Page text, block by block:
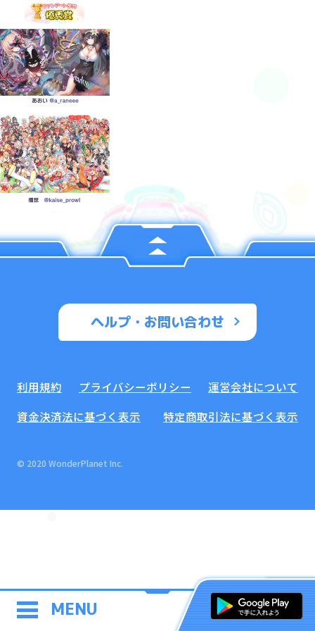
MENU
ヘルプ・お問い合わせ
利用規約 プライバシーポリシー
運営会社について
資金決済法に基づく表示
特定商取引法に基づく表示
© 2020 WonderPlanet Inc.